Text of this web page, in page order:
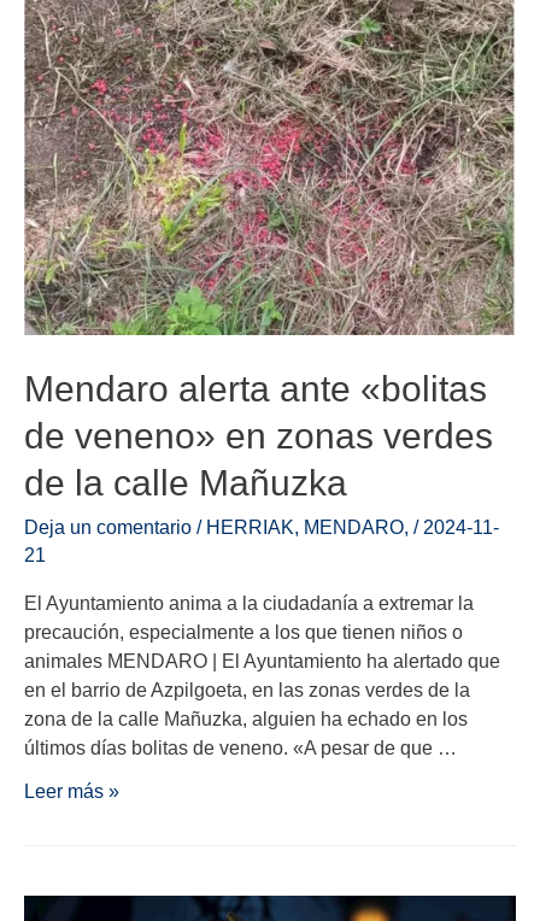
Mendaro alerta ante «bolitas
de veneno» en zonas verdes
de la calle Mañuzka
Deja un comentario / HERRIAK, MENDARO, / 2024-11-
21
El Ayuntamiento anima a la ciudadanía a extremar la
precaución, especialmente a los que tienen niños o
animales MENDARO | El Ayuntamiento ha alertado que
en el barrio de Azpilgoeta, en las zonas verdes de la
zona de la calle Mañuzka, alguien ha echado en los
últimos días bolitas de veneno. «A pesar de que …
Leer más »